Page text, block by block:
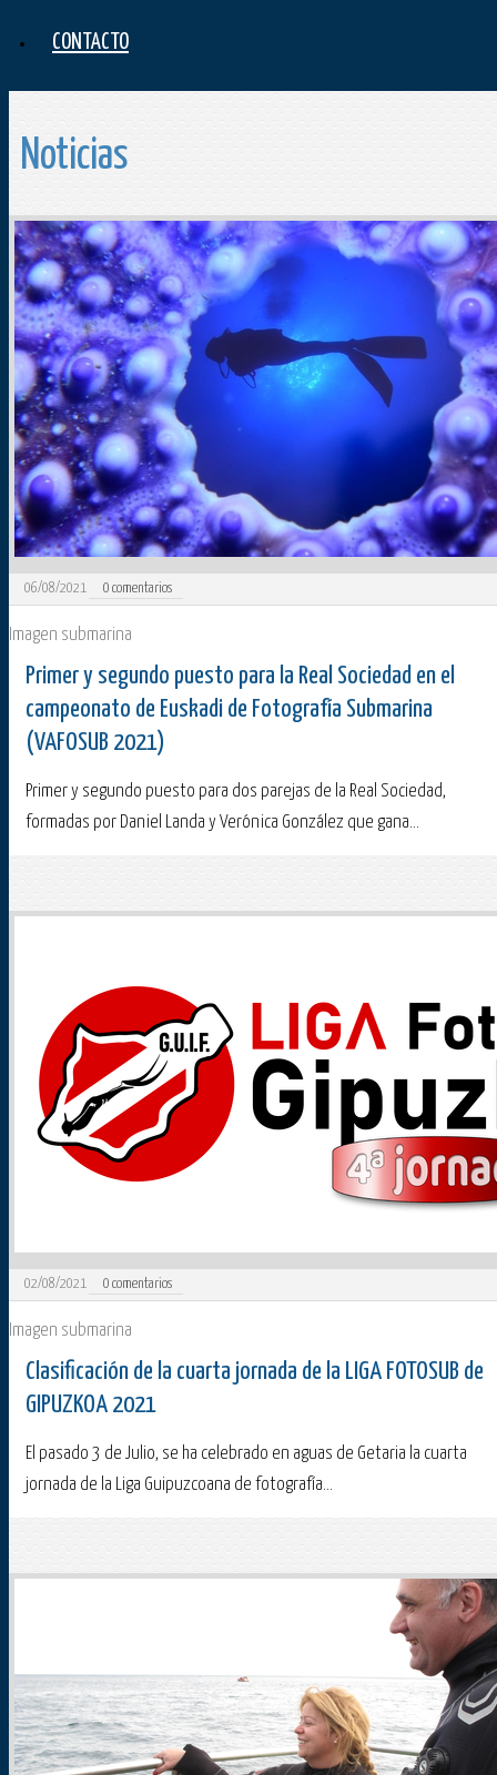
CONTACTO
Noticias
06/08/2021 0 comentarios
Imagen submarina
Primer y segundo puesto para la Real Sociedad en el
campeonato de Euskadi de Fotografía Submarina
(VAFOSUB 2021)
Primer y segundo puesto para dos parejas de la Real Sociedad,
formadas por Daniel Landa y Verónica González que gana...
02/08/2021 0 comentarios
Imagen submarina
Clasificación de la cuarta jornada de la LIGA FOTOSUB de
GIPUZKOA 2021
El pasado 3 de Julio, se ha celebrado en aguas de Getaria la cuarta
jornada de la Liga Guipuzcoana de fotografía...